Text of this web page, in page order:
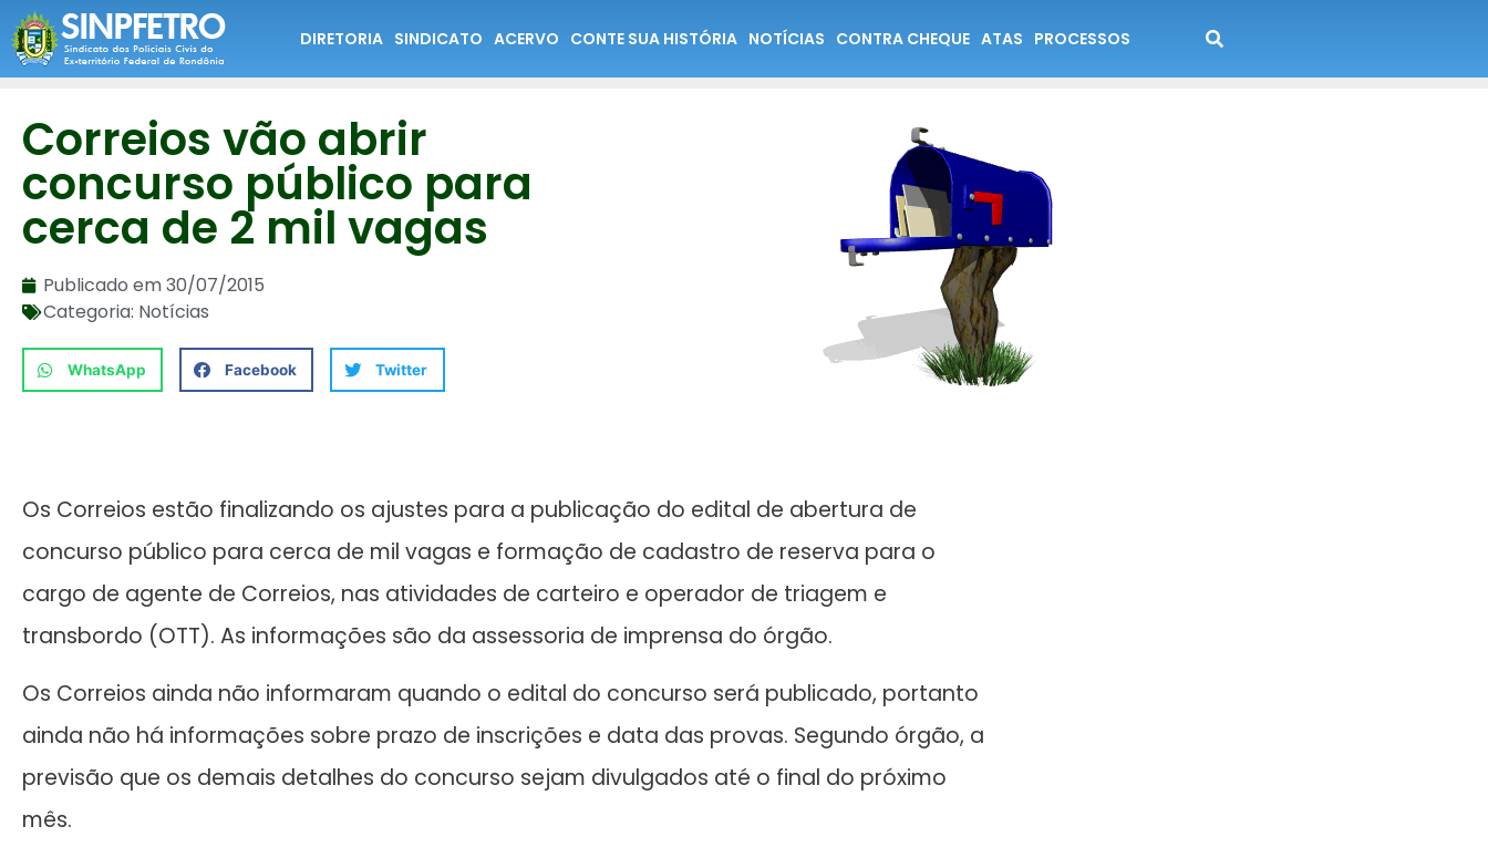
DIRETORIA SINDICATO ACERVO CONTE SUA HISTÓRIA NOTÍCIAS CONTRA CHEQUE ATAS PROCESSOS
Correios vão abrir
concurso público para
cerca de 2 mil vagas
Publicado em30/07/2015
Categoria: Notícias
WhatsApp Facebook Twitter
Os Correios estão finalizando os ajustes para a publicação do edital de abertura de
concurso público para cerca de mil vagas e formação de cadastro de reserva para o
cargo de agente de Correios, nas atividades de carteiro e operador de triagem e
transbordo (OTT). As informações são da assessoria de imprensa do órgão.
Os Correios ainda não informaram quando o edital do concurso será publicado, portanto
ainda não há informações sobre prazo de inscrições e data das provas. Segundo órgão, a
previsão que os demais detalhes do concurso sejam divulgados até o final do próximo
mês.